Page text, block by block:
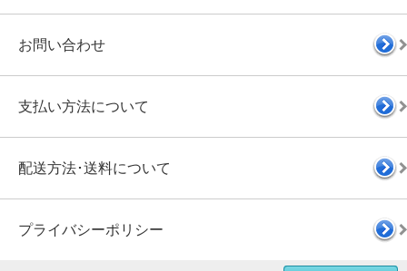
お問い合わせ
支払い方法について
配送方法･送料について
プライバシーポリシー